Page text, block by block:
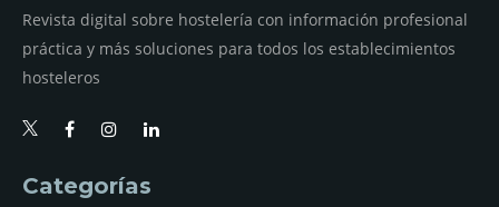
Revista digital sobre hostelería con información profesional
práctica y más soluciones para todos los establecimientos
hosteleros
Categorías